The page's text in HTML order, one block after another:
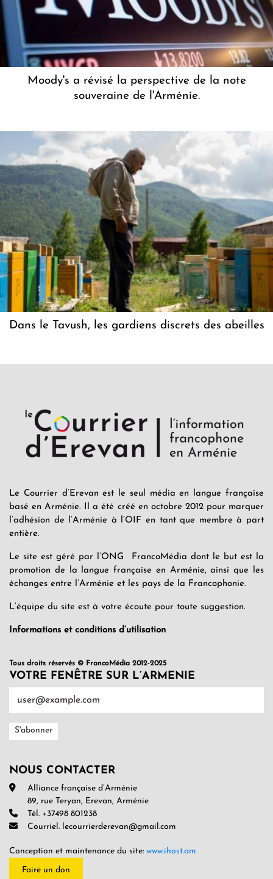
Moody's a révisé la perspective de la note
souveraine de l'Arménie.
Dans le Tavush, les gardiens discrets des abeilles
Le Courrier d’Erevan est le seul média en langue française
basé en Arménie. Il a été créé en octobre 2012 pour marquer
l’adhésion de l’Arménie à l’OIF en tant que membre à part
entière.
Le site est géré par l’ONG FrancoMédia dont le but est la
promotion de la langue française en Arménie, ainsi que les
échanges entre l’Arménie et les pays de la Francophonie.
L’équipe du site est à votre écoute pour toute suggestion.
Informations et conditions d’utilisation
Tous droits réservés © FrancoMédia 2012-2025
VOTRE FENÊTRE SUR L’ARMENIE
NOUS CONTACTER
Alliance française d’Arménie
89, rue Teryan, Erevan, Arménie
Tél. +37498 801238
Courriel. lecourrierderevan@gmail.com
Conception et maintenance du site: www.ihost.am
Faire un don